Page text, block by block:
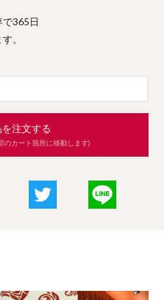
365日
。
注文する
のカート箇所に移動します)